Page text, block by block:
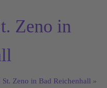
Zeno in
Zeno in Bad Reichenhall »